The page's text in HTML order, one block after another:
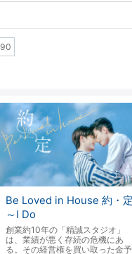
90
Be Loved in House 約・定
～I Do
創業約10年の「精誠スタジオ」
は、業績が悪く存続の危機にあ
る。その経営権を買い取った金